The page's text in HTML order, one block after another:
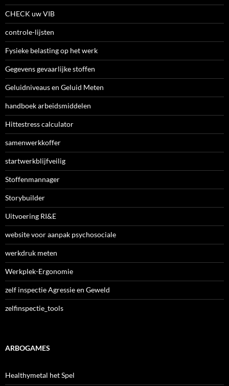
CHECK uw VIB
controle-lijsten
Fysieke belasting op het werk
Gegevens gevaarlijke stoffen
Geluidniveaus en Geluid Meten
handboek arbeidsmiddelen
Hittestress calculator
samenwerkkoffer
startwerkblijfveilig
Stoffenmannager
Storybuilder
Uitvoering RI&E
website voor aanpak psychosociale
werkdruk meten
Werkplek-Ergonomie
zelf inspectie Agressie en Geweld
zelfinspectie_tools
ARBOGAMES
Healthymetal het Spel